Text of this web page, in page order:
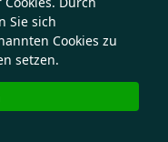
Sie sich
Cookies zu
setzen.